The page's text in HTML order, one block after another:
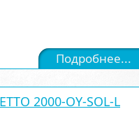
Подробнее...
2000-OY-SOL-L